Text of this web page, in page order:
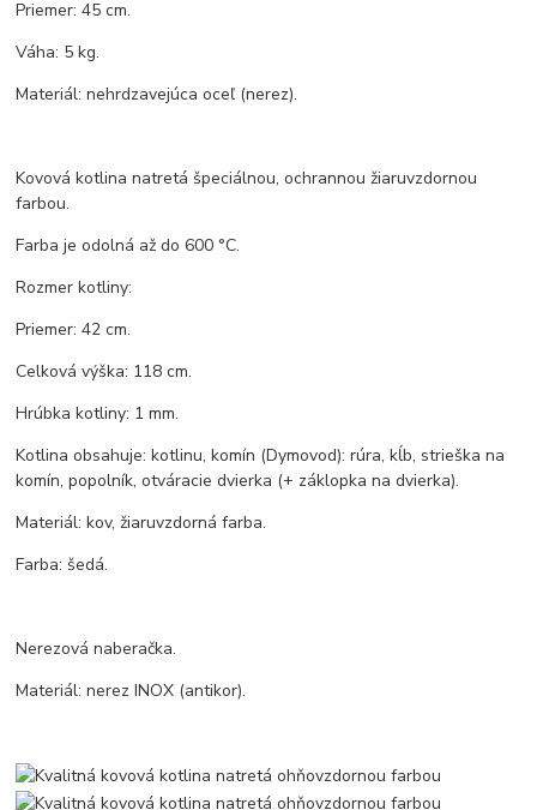
Priemer: 45 cm.
Váha: 5 kg.
Materiál: nehrdzavejúca oceľ (nerez).
Kovová kotlina natretá špeciálnou, ochrannou žiaruvzdornou
farbou.
Farba je odolná až do 600 °C.
Rozmer kotliny:
Priemer: 42 cm.
Celková výška: 118 cm.
Hrúbka kotliny: 1 mm.
Kotlina obsahuje: kotlinu, komín (Dymovod): rúra, kĺb, strieška na
komín, popolník, otváracie dvierka (+ záklopka na dvierka).
Materiál: kov, žiaruvzdorná farba.
Farba: šedá.
Nerezová naberačka.
Materiál: nerez INOX (antikor).